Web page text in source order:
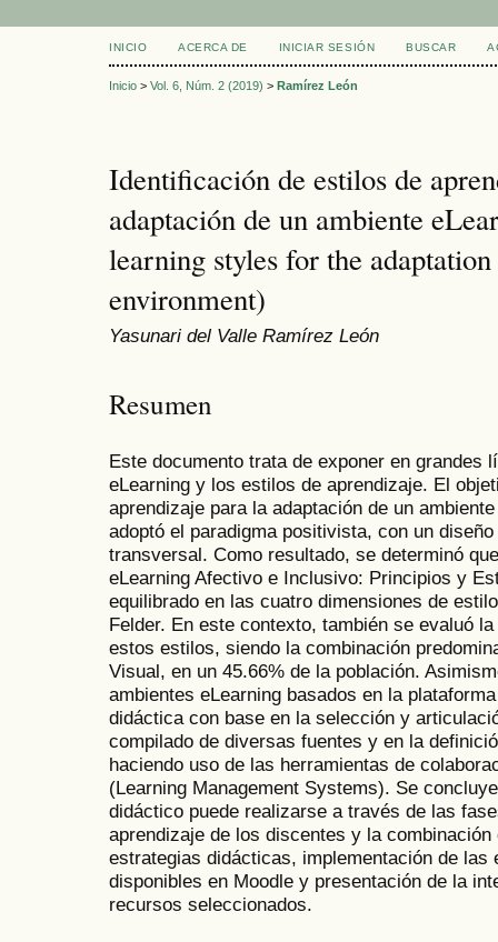
INICIO ACERCA DE INICIAR SESIÓN BUSCAR
Inicio > Vol. 6, Núm. 2 (2019) > Ramírez León
Identificación de estilos de
adaptación de un ambiente
learning styles for the
environment)
Yasunari del Valle Ramírez León
Resumen
Este documento trata de exponer en grandes
eLearning y los estilos de aprendizaje. El
aprendizaje para la adaptación de un
adoptó el paradigma positivista, con un
transversal. Como resultado, se determinó
eLearning Afectivo e Inclusivo: Principios y
equilibrado en las cuatro dimensiones de
Felder. En este contexto, también se evaluó
estos estilos, siendo la combinación
Visual, en un 45.66% de la población.
ambientes eLearning basados en la
didáctica con base en la selección y
compilado de diversas fuentes y en la
haciendo uso de las herramientas de
(Learning Management Systems). Se
didáctico puede realizarse a través de las
aprendizaje de los discentes y la
estrategias didácticas, implementación de
disponibles en Moodle y presentación de la
recursos seleccionados.